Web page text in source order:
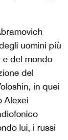
uomini più
e del mondo
del
in quei
Alexei
lui, i russi